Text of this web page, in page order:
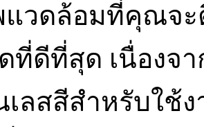
แวดล้อมที่คุณจ
ดที่ดีที่สุด เนื่องจ
เลสสีสำหรับใช้